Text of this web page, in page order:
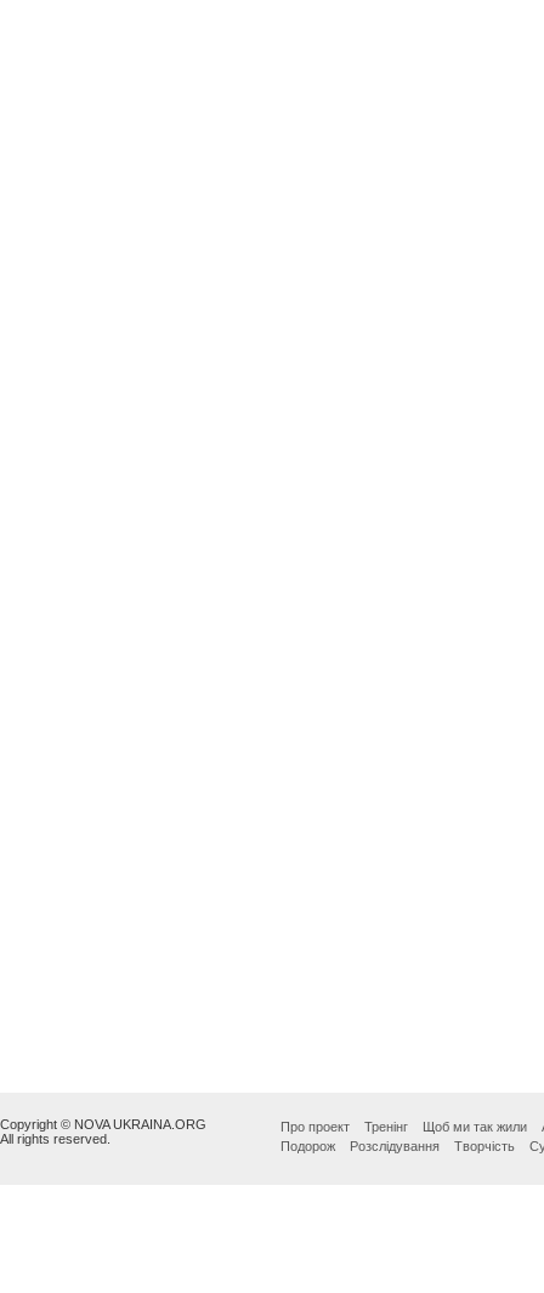
Copyright © NOVA UKRAINA.ORG
All rights reserved.
Про проект Тренінг Щоб ми так жили
Подорож
Розслідування Творчість